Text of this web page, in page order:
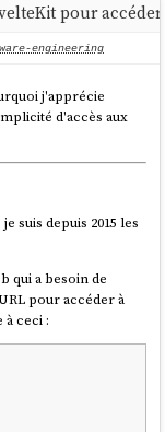
en plus unlayerqui
ostree
09-27
fedora-
pour
engineering
j'apprécie
d'accès aux
je suis depuis 2015 les
qui a besoin de
pour accéder à
ceci :